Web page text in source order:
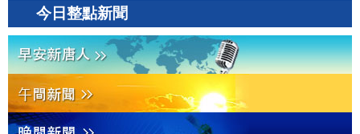
今日整點新聞